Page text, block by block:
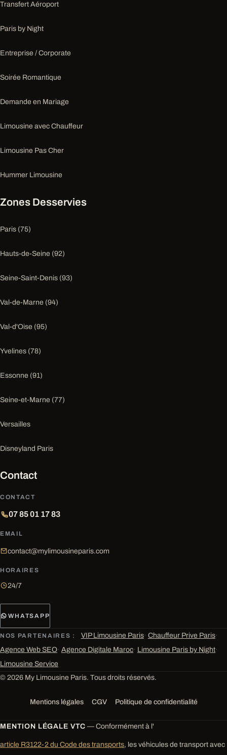
Transfert Aéroport
Paris by Night
Entreprise / Corporate
Soirée Romantique
Demande en Mariage
Limousine avec Chauffeur
Limousine Pas Cher
Hummer Limousine
Zones Desservies
Paris (75)
Hauts-de-Seine (92)
Seine-Saint-Denis (93)
Val-de-Marne (94)
Val-d'Oise (95)
Yvelines (78)
Essonne (91)
Seine-et-Marne (77)
Versailles
Disneyland Paris
Contact
CONTACT
07 85 01 17 83
EMAIL
contact@mylimousineparis.com
HORAIRES
24/7
WHATSAPP
NOS PARTENAIRES : VIP Limousine Paris· Chauffeur Prive Paris·
Agence Web SEO· Agence Digitale Maroc· Limousine Paris by Night·
Limousine Service
© 2026 My Limousine Paris. Tous droits réservés.
Mentions légales CGV Politique de confidentialité
MENTION LÉGALE VTC — Conformément à l'
article R3122-2 du Code des transports, les véhicules de transport avec